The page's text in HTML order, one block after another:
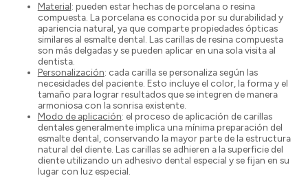
Material: pueden estar hechas de porcelana o resina
compuesta. La porcelana es conocida por su durabilidad y
apariencia natural, ya que comparte propiedades ópticas
similares al esmalte dental. Las carillas de resina compuesta
son más delgadas y se pueden aplicar en una sola visita al
dentista.
Personalización: cada carilla se personaliza según las
necesidades del paciente. Esto incluye el color, la forma y el
tamaño para lograr resultados que se integren de manera
armoniosa con la sonrisa existente.
Modo de aplicación: el proceso de aplicación de carillas
dentales generalmente implica una mínima preparación del
esmalte dental, conservando la mayor parte de la estructura
natural del diente. Las carillas se adhieren a la superficie del
diente utilizando un adhesivo dental especial y se fijan en su
lugar con luz especial.